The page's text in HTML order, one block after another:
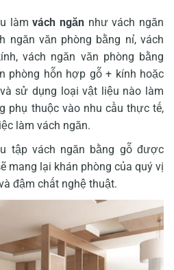
làmvách ngăn như vách ngăn
ngăn văn phòng bằng nỉ, vách
vách ngăn văn phòng bằng
phòng hỗn hợp gỗ + kính hoặc
sử dụng loại vật liệu nào làm
phụ thuộc vào nhu cầu thực tế,
làm vách ngăn.
tập vách ngăn bằng gỗ được
mang lại khán phòng của quý vị
đậm chất nghệ thuật.